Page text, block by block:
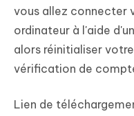
vous allez connecter
ordinateur à l'aide
alors réinitialiser
vérification de
Lien de